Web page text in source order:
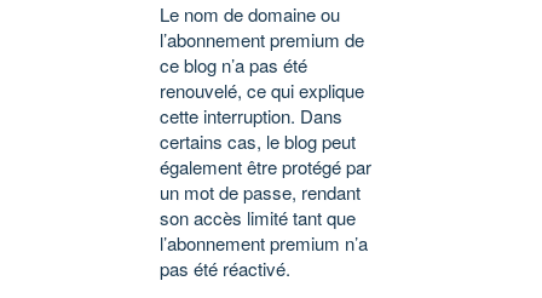
Le nom de domaine ou
l’abonnement premium de
ce blog n’a pas été
renouvelé, ce qui explique
cette interruption. Dans
certains cas, le blog peut
également être protégé par
un mot de passe, rendant
son accès limité tant que
l’abonnement premium n’a
pas été réactivé.